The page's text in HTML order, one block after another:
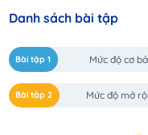
Danh sách bài tập
Bài tập 1 Mức độ cơ
Bài tập 2 Mức độ mở